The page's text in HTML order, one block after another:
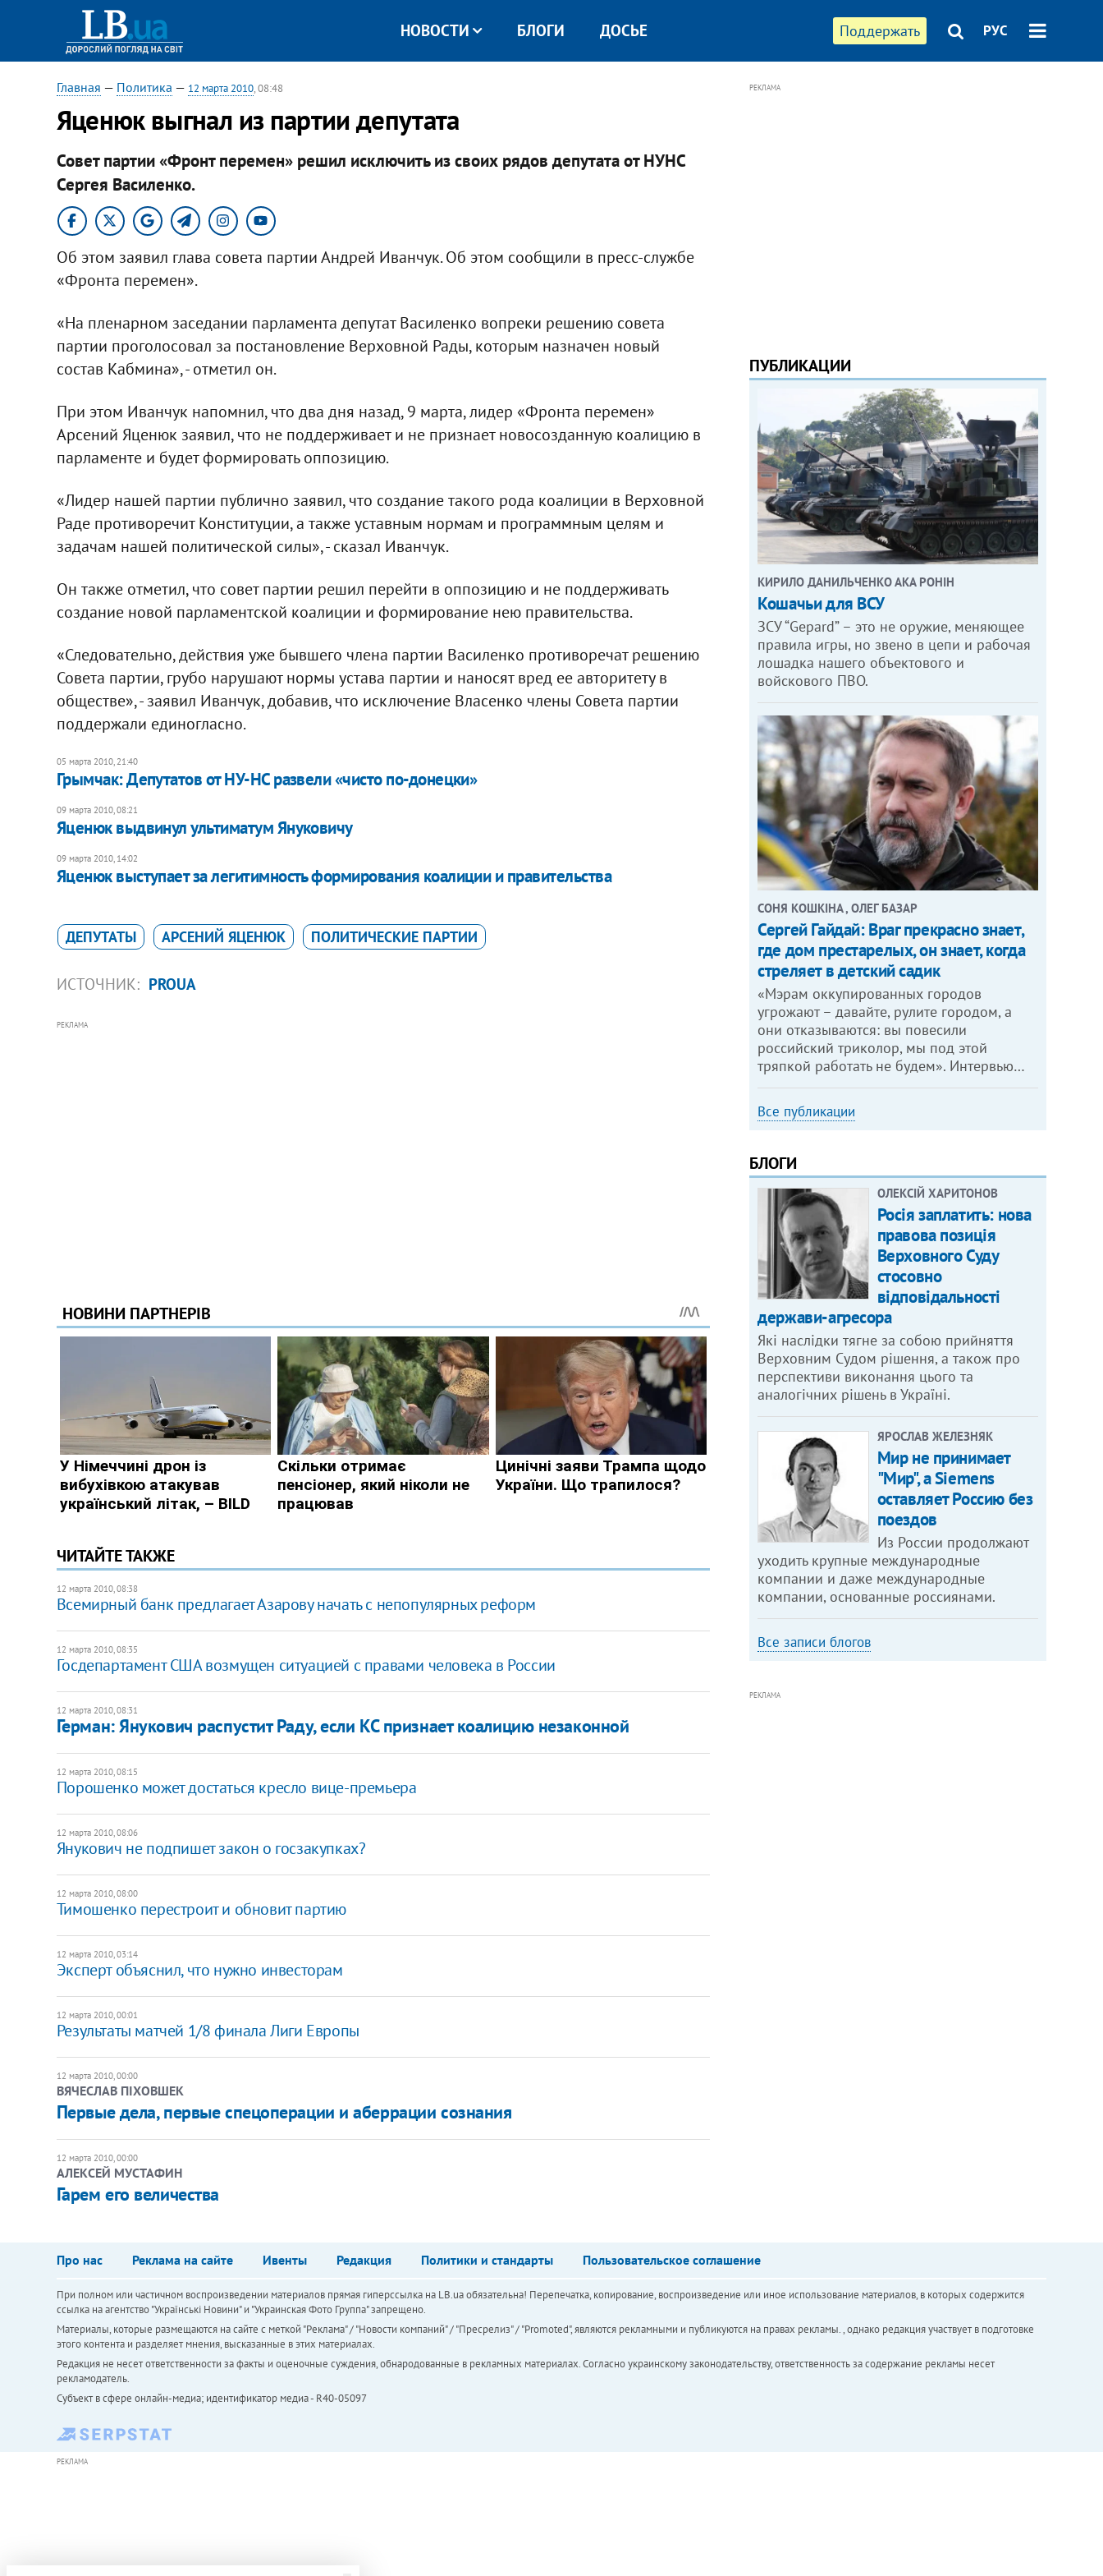
Поддержать РУС
НОВОСТИ БЛОГИ ДОСЬЕ
Главная — Политика — 12 марта 2010, 08:48
Яценюк выгнал из партии депутата
Совет партии «Фронт перемен» решил исключить из своих рядов депутата от НУНС
Сергея Василенко.
Об этом заявил глава совета партии Андрей Иванчук. Об этом сообщили в пресс-службе
«Фронта перемен».
«На пленарном заседании парламента депутат Василенко вопреки решению совета
партии проголосовал за постановление Верховной Рады, которым назначен новый
состав Кабмина», - отметил он.
При этом Иванчук напомнил, что два дня назад, 9 марта, лидер «Фронта перемен»
Арсений Яценюк заявил, что не поддерживает и не признает новосозданную коалицию в
парламенте и будет формировать оппозицию.
«Лидер нашей партии публично заявил, что создание такого рода коалиции в Верховной
Раде противоречит Конституции, а также уставным нормам и программным целям и
задачам нашей политической силы», - сказал Иванчук.
Он также отметил, что совет партии решил перейти в оппозицию и не поддерживать
создание новой парламентской коалиции и формирование нею правительства.
«Следовательно, действия уже бывшего члена партии Василенко противоречат решению
Совета партии, грубо нарушают нормы устава партии и наносят вред ее авторитету в
обществе», - заявил Иванчук, добавив, что исключение Власенко члены Совета партии
поддержали единогласно.
05 марта 2010, 21:40
Грымчак: Депутатов от НУ-НС развели «чисто по-донецки»
09 марта 2010, 08:21
Яценюк выдвинул ультиматум Януковичу
09 марта 2010, 14:02
Яценюк выступает за легитимность формирования коалиции и правительства
ДЕПУТАТЫ АРСЕНИЙ ЯЦЕНЮК ПОЛИТИЧЕСКИЕ ПАРТИИ
ИСТОЧНИК: PROUA
РЕКЛАМА
ЧИТАЙТЕ ТАКЖЕ
12 марта 2010, 08:38
Всемирный банк предлагает Азарову начать с непопулярных реформ
12 марта 2010, 08:35
Госдепартамент США возмущен ситуацией с правами человека в России
12 марта 2010, 08:31
Герман: Янукович распустит Раду, если КС признает коалицию незаконной
12 марта 2010, 08:15
Порошенко может достаться кресло вице-премьера
12 марта 2010, 08:06
Янукович не подпишет закон о госзакупках?
12 марта 2010, 08:00
Тимошенко перестроит и обновит партию
12 марта 2010, 03:14
Эксперт объяснил, что нужно инвесторам
12 марта 2010, 00:01
Результаты матчей 1/8 финала Лиги Европы
12 марта 2010, 00:00
ВЯЧЕСЛАВ ПІХОВШЕК
Первые дела, первые спецоперации и аберрации сознания
12 марта 2010, 00:00
АЛЕКСЕЙ МУСТАФИН
Гарем его величества
РЕКЛАМА
ПУБЛИКАЦИИ
КИРИЛО ДАНИЛЬЧЕНКО АКА РОНІН
Кошачьи для ВСУ
ЗСУ “Gepard” – это не оружие, меняющее
правила игры, но звено в цепи и рабочая
лошадка нашего объектового и
войскового ПВО.
СОНЯ КОШКІНА , ОЛЕГ БАЗАР
Сергей Гайдай: Враг прекрасно знает,
где дом престарелых, он знает, когда
стреляет в детский садик
«Мэрам оккупированных городов
угрожают – давайте, рулите городом, а
они отказываются: вы повесили
российский триколор, мы под этой
тряпкой работать не будем». Интервью…
Все публикации
БЛОГИ
ОЛЕКСІЙ ХАРИТОНОВ
Росія заплатить: нова
правова позиція
Верховного Суду
стосовно
відповідальності
держави-агресора
Які наслідки тягне за собою прийняття
Верховним Судом рішення, а також про
перспективи виконання цього та
аналогічних рішень в Україні.
ЯРОСЛАВ ЖЕЛЕЗНЯК
Мир не принимает
"Мир", а Siemens
оставляет Россию без
поездов
Из России продолжают
уходить крупные международные
компании и даже международные
компании, основанные россиянами.
Все записи блогов
РЕКЛАМА
Про нас Реклама на сайте Ивенты Редакция Политики и стандарты Пользовательское соглашение
При полном или частичном воспроизведении материалов прямая гиперссылка на LB.ua обязательна! Перепечатка, копирование, воспроизведение или иное использование материалов, в которых содержится
ссылка на агентство "Українськi Новини" и "Украинская Фото Группа" запрещено.
Материалы, которые размещаются на сайте с меткой "Реклама" / "Новости компаний" / "Пресрелиз" / "Promoted", являются рекламными и публикуются на правах рекламы. , однако редакция участвует в подготовке
этого контента и разделяет мнения, высказанные в этих материалах.
Редакция не несет ответственности за факты и оценочные суждения, обнародованные в рекламных материалах. Согласно украинскому законодательству, ответственность за содержание рекламы несет
рекламодатель.
Субъект в сфере онлайн-медиа; идентификатор медиа - R40-05097
РЕКЛАМА